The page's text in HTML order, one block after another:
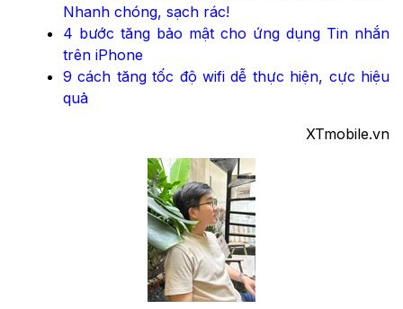
Nhanh chóng, sạch rác!
4 bước tăng bảo mật cho ứng dụng Tin nhắn
trên iPhone
9 cách tăng tốc độ wifi dễ thực hiện, cực hiệu
quả
XTmobile.vn